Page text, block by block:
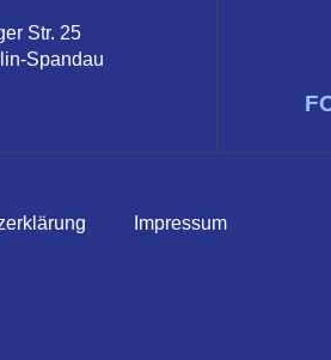
Str. 25
Spandau
Impressum